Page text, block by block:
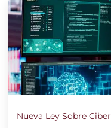
Nueva Ley Sobre